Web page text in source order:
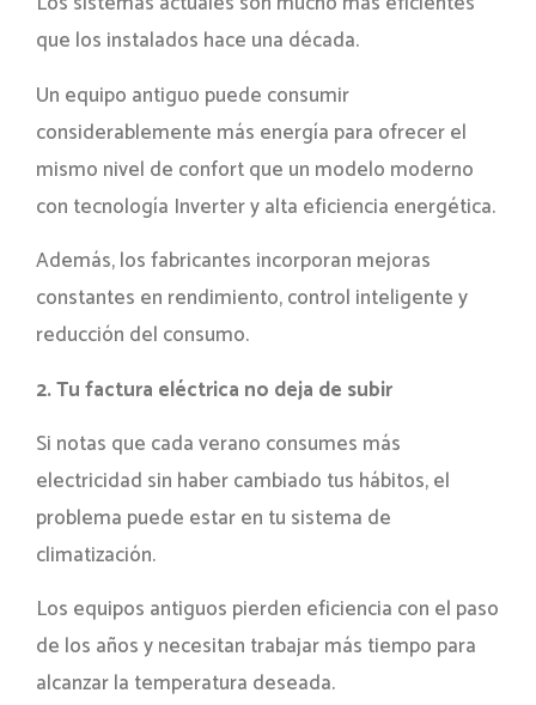
que los instalados hace una década.
Un equipo antiguo puede consumir
considerablemente más energía para ofrecer el
mismo nivel de confort que un modelo moderno
con tecnología Inverter y alta eficiencia energética.
Además, los fabricantes incorporan mejoras
constantes en rendimiento, control inteligente y
reducción del consumo.
2. Tu factura eléctrica no deja de subir
Si notas que cada verano consumes más
electricidad sin haber cambiado tus hábitos, el
problema puede estar en tu sistema de
climatización.
Los equipos antiguos pierden eficiencia con el paso
de los años y necesitan trabajar más tiempo para
alcanzar la temperatura deseada.